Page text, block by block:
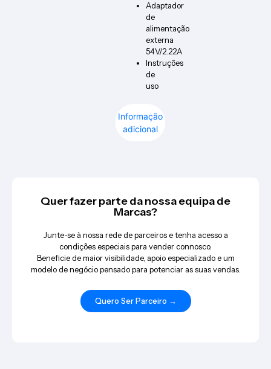
Informação
adicional
Adaptador
de
alimentação
externa
54V/2.22A
Instruções
de
uso
Quer fazer parte da nossa equipa de
Marcas?
Junte-se à nossa rede de parceiros e tenha acesso a
condições especiais para vender connosco.
Beneficie de maior visibilidade, apoio especializado e um
modelo de negócio pensado para potenciar as suas vendas.
Quero Ser Parceiro →